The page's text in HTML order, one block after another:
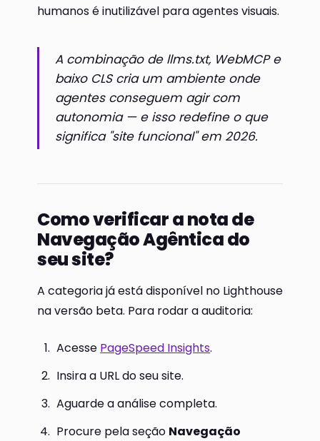
humanos é inutilizável para agentes visuais.
A combinação de llms.txt, WebMCP e
baixo CLS cria um ambiente onde
agentes conseguem agir com
autonomia — e isso redefine o que
significa "site funcional" em 2026.
Como verificar a nota de
Navegação Agêntica do
seu site?
A categoria já está disponível no Lighthouse
na versão beta. Para rodar a auditoria:
Acesse PageSpeed Insights.
Insira a URL do seu site.
Aguarde a análise completa.
Procure pela seção Navegação